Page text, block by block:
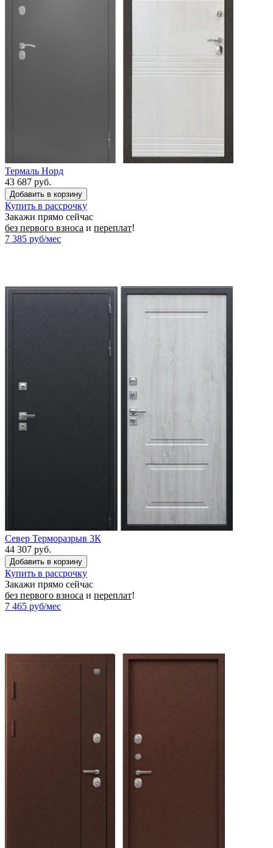
Термаль Норд
43 687 руб.
Купить в рассрочку
Закажи прямо сейчас
без первого взноса и переплат!
7 385 руб/мес
Север Терморазрыв 3К
44 307 руб.
Купить в рассрочку
Закажи прямо сейчас
без первого взноса и переплат!
7 465 руб/мес